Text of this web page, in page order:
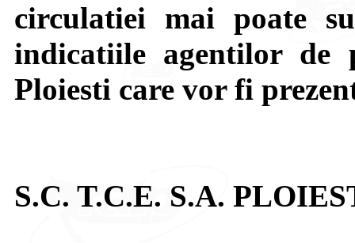
circulatiei mai poate
indicatiile agentilor
Ploiesti care vor fi
S.C. T.C.E. S.A.